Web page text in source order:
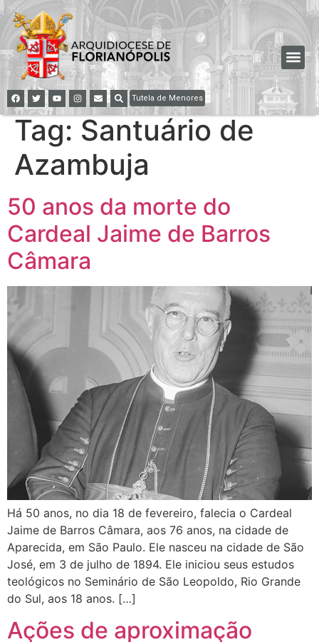
Tutela de Menores
Tag: Santuário de
Azambuja
50 anos da morte do
Cardeal Jaime de Barros
Câmara
Há 50 anos, no dia 18 de fevereiro, falecia o Cardeal
Jaime de Barros Câmara, aos 76 anos, na cidade de
Aparecida, em São Paulo. Ele nasceu na cidade de São
José, em 3 de julho de 1894. Ele iniciou seus estudos
teológicos no Seminário de São Leopoldo, Rio Grande
do Sul, aos 18 anos. […]
Ações de aproximação